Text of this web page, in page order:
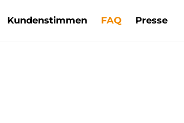
Kundenstimmen FAQ Presse